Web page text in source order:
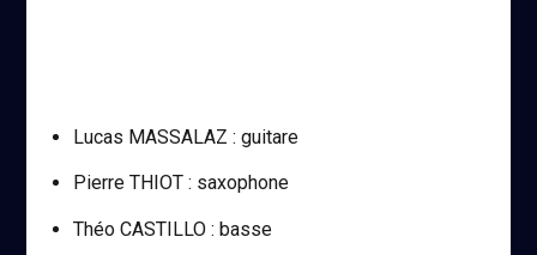
Lucas MASSALAZ : guitare
Pierre THIOT : saxophone
Théo CASTILLO : basse